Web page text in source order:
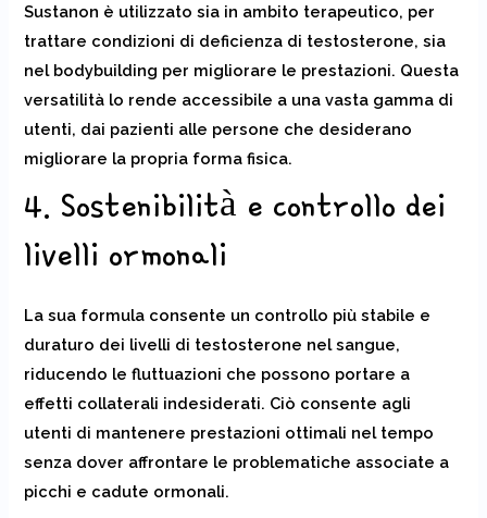
Sustanon è utilizzato sia in ambito terapeutico, per
trattare condizioni di deficienza di testosterone, sia
nel bodybuilding per migliorare le prestazioni. Questa
versatilità lo rende accessibile a una vasta gamma di
utenti, dai pazienti alle persone che desiderano
migliorare la propria forma fisica.
4. Sostenibilità e controllo dei
livelli ormonali
La sua formula consente un controllo più stabile e
duraturo dei livelli di testosterone nel sangue,
riducendo le fluttuazioni che possono portare a
effetti collaterali indesiderati. Ciò consente agli
utenti di mantenere prestazioni ottimali nel tempo
senza dover affrontare le problematiche associate a
picchi e cadute ormonali.